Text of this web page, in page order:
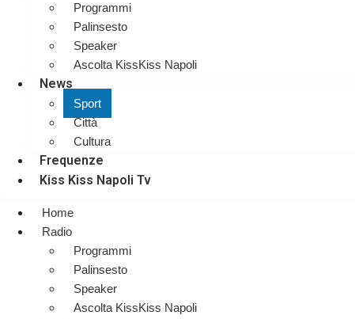
Programmi
Palinsesto
Speaker
Ascolta KissKiss Napoli
News
Sport
Città
Cultura
Frequenze
Kiss Kiss Napoli Tv
Home
Radio
Programmi
Palinsesto
Speaker
Ascolta KissKiss Napoli